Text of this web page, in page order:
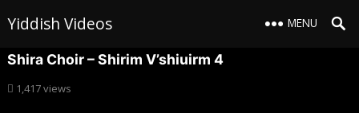
Yiddish Videos MENU
Shira Choir – Shirim V’shiuirm 4
1,417views